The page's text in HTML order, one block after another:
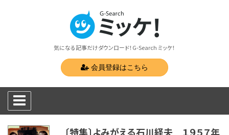
気になる記事だけダウンロード！G-Search ミッケ！
会員登録はこちら
〔特集〕よみがえる石川経夫 １９５７年